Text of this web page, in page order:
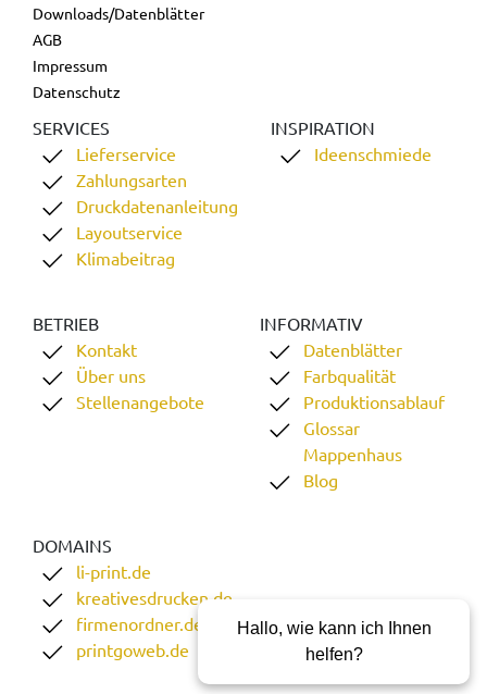
Downloads/Datenblätter
AGB
Impressum
Datenschutz
SERVICES
Lieferservice
Zahlungsarten
Druckdatenanleitung
Layoutservice
Klimabeitrag
INSPIRATION
Ideenschmiede
BETRIEB
Kontakt
Über uns
Stellenangebote
INFORMATIV
Datenblätter
Farbqualität
Produktionsablauf
Glossar
Mappenhaus
Blog
DOMAINS
li-print.de
kreativesdrucken.de
firmenordner.de
printgoweb.de
Hallo, wie kann ich Ihnen
helfen?